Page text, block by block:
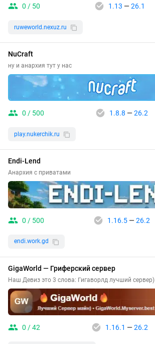
0 / 50 1.13 — 26.1
ruweworld.nexuz.ru
NuCraft
ну и анархия тут у нас
0 / 500 1.8.8 — 26.2
play.nukerchik.ru
Endi‑Lend
Анархия с приватами
0 / 500 1.16.5— 26.2
endi.work.gd
GigaWorld — Гриферский сервер
Наш Девиз это 3 слова: Гигаворлд лучший сервер)
0 / 42 1.16.1 — 26.2